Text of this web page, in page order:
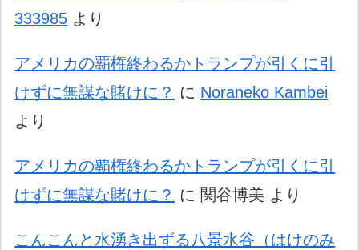
333985 より
アメリカの覇権終わるかトランプが引くに引
けずに無謀な賭けに？ に Noraneko Kambei
より
アメリカの覇権終わるかトランプが引くに引
けずに無謀な賭けに？ に 関谷博美 より
こんこんと水湧き出ずる八景水谷（はけのみ